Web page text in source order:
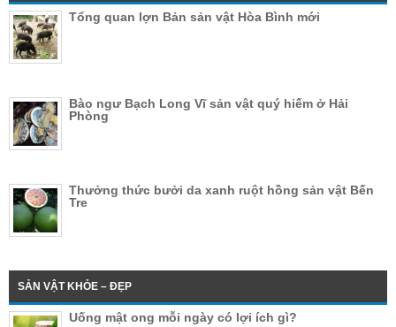
Tổng quan lợn Bản sản vật Hòa Bình mới
Bào ngư Bạch Long Vĩ sản vật quý hiếm ở Hải
Phòng
Thưởng thức bưởi da xanh ruột hồng sản vật Bến
Tre
SẢN VẬT KHỎE – ĐẸP
Uống mật ong mỗi ngày có lợi ích gì?